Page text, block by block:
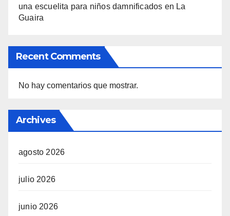
una escuelita para niños damnificados en La
Guaira
Recent Comments
No hay comentarios que mostrar.
Archives
agosto 2026
julio 2026
junio 2026